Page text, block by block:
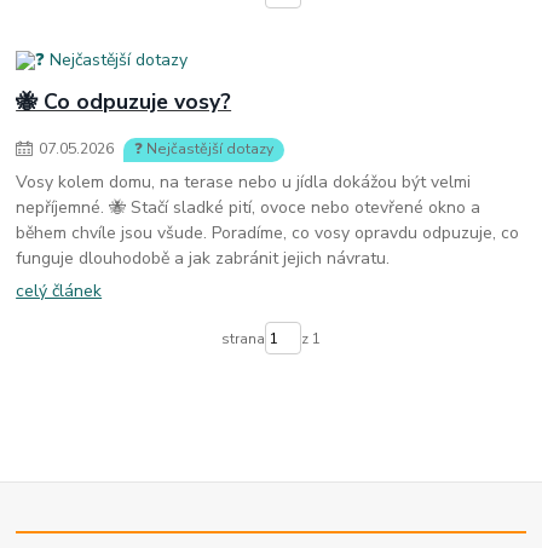
🐝 Co odpuzuje vosy?
07.05.2026 ❓ Nejčastější dotazy
Vosy kolem domu, na terase nebo u jídla dokážou být velmi
nepříjemné. 🐝 Stačí sladké pití, ovoce nebo otevřené okno a
během chvíle jsou všude. Poradíme, co vosy opravdu odpuzuje, co
funguje dlouhodobě a jak zabránit jejich návratu.
celý článek
strana z 1